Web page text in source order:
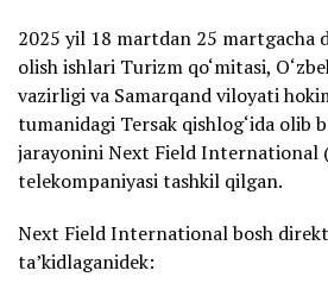
2025 yil 18 martdan 25 martgacha
olish ishlari Turizm qo‘mitasi,
vazirligi va Samarqand viloyati
tumanidagi Tersak qishlog‘ida olib
jarayonini Next Field International
telekompaniyasi tashkil qilgan.
Next Field International bosh
ta’kidlaganidek: